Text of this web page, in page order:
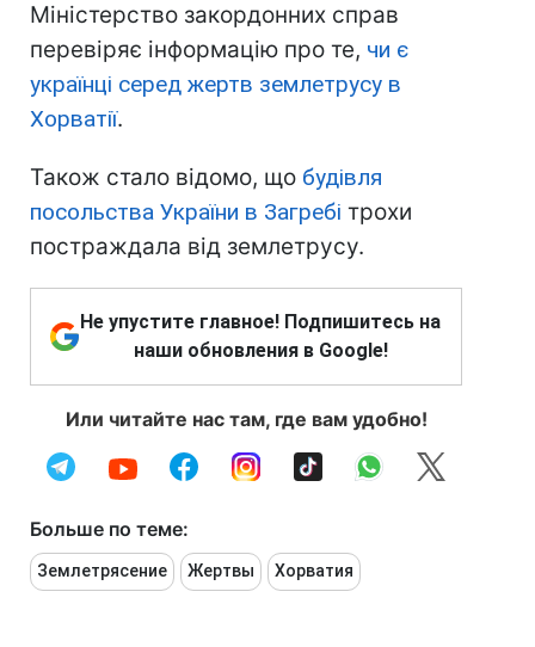
Міністерство закордонних справ
перевіряє інформацію про те, чи є
українці серед жертв землетрусу в
Хорватії.
Також стало відомо, що будівля
посольства України в Загребі трохи
постраждала від землетрусу.
Не упустите главное! Подпишитесь на
наши обновления в Google!
Или читайте нас там, где вам удобно!
Больше по теме:
Землетрясение Жертвы Хорватия